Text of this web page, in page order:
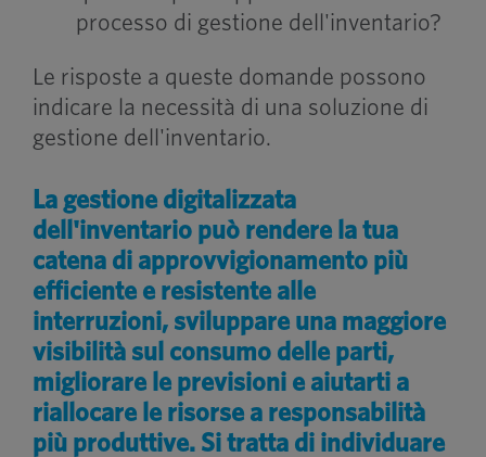
processo di gestione dell'inventario?
Le risposte a queste domande possono
indicare la necessità di una soluzione di
gestione dell'inventario.
La gestione digitalizzata
dell'inventario può rendere la tua
catena di approvvigionamento più
efficiente e resistente alle
interruzioni, sviluppare una maggiore
visibilità sul consumo delle parti,
migliorare le previsioni e aiutarti a
riallocare le risorse a responsabilità
più produttive. Si tratta di individuare